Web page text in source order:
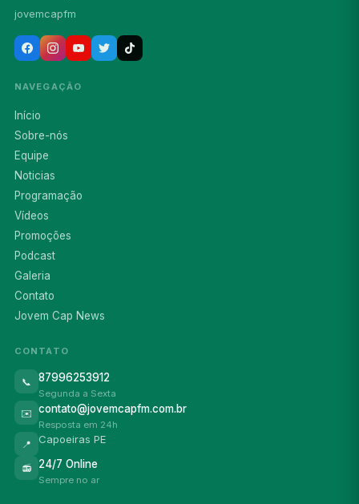
jovemcapfm
NAVEGAÇÃO
Início
Sobre-nós
Equipe
Noticias
Programação
Vídeos
Promoções
Podcast
Galeria
Contato
Jovem Cap News
CONTATO
📞 87996253912
Segunda a Sexta
✉️ contato@jovemcapfm.com.br
Resposta em 24h
📍 Capoeiras PE
📻 24/7 Online
Sempre no ar